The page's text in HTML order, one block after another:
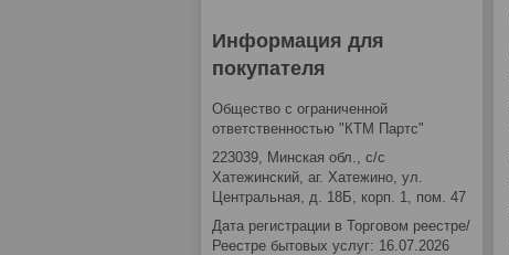
Информация для
покупателя
Общество с ограниченной
ответственностью "КТМ Партс"
223039, Минская обл., с/с
Хатежинский, аг. Хатежино, ул.
Центральная, д. 18Б, корп. 1, пом. 47
Дата регистрации в Торговом реестре/
Реестре бытовых услуг: 16.07.2026